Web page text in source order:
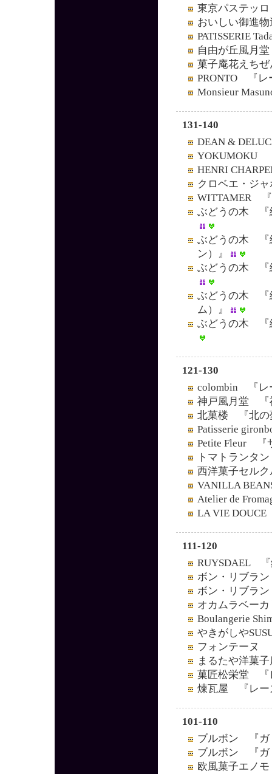
東京パステッ
おいしい御進
PATISSERIE
自由が丘風月
菓子庵花えち
PRONTO 『レ
Monsieur
131-140
DEAN &
YOKUMOKU
HENRI
クロベエ・ジ
WITTAMER
ぶどうの木 『
ぶどうの木 『
ン）』
ぶどうの木 『
ぶどうの木 『
ム）』
ぶどうの木 『
121-130
colombin 『レ
神戸風月堂 『
北菓楼 『北の
Patisserie
Petite Fleur 『
トマトランタ
西洋菓子セル
VANILLA
Atelier de
LA VIE
111-120
RUYSDAEL 『
ボン・リブラ
ボン・リブラ
オカムラベー
Boulangerie
やきがしや
フォンテーヌ
まるたや洋菓
菓匠松栄堂 『
煉瓦屋 『レー
101-110
ブルボン 『ガ
ブルボン 『ガ
欧風菓子エノ